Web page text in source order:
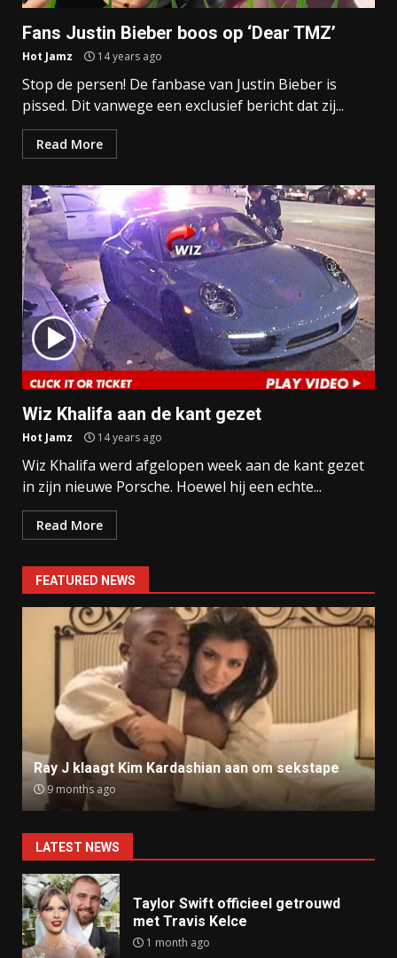
Fans Justin Bieber boos op ‘Dear TMZ’
Hot Jamz 14 years ago
Stop de persen! De fanbase van Justin Bieber is
pissed. Dit vanwege een exclusief bericht dat zij...
Read More
Wiz Khalifa aan de kant gezet
Hot Jamz 14 years ago
Wiz Khalifa werd afgelopen week aan de kant gezet
in zijn nieuwe Porsche. Hoewel hij een echte...
Read More
FEATURED NEWS
Ray J klaagt Kim Kardashian aan om sekstape
9 months ago
LATEST NEWS
Taylor Swift officieel getrouwd
met Travis Kelce
1 month ago